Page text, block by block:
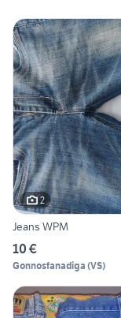
2
Jeans WPM
10 €
Gonnosfanadiga (VS)